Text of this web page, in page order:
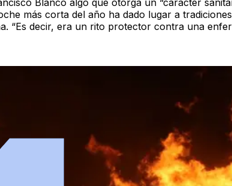
Blanco algo que otorga un “carácter
más corta del año ha dado lugar a
“Es decir, era un rito protector contra una